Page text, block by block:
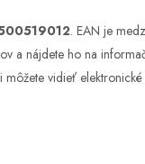
. EAN je
a nájdete ho na
vidieť